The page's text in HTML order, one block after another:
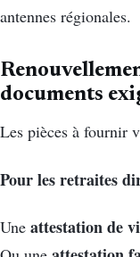
antennes régionales.
documents
Les pièces à fournir
Pour les retraites
Une attestation de